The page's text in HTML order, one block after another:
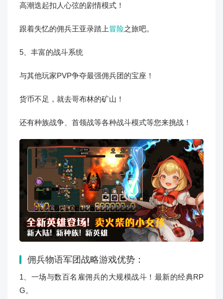
高潮迭起扣人心弦的剧情模式！
跟着失忆的佣兵王亚录踏上冒险之旅吧。
5、丰富的战斗系统
与其他玩家PVP争夺最强佣兵团的宝座！
货币不足，就去哥布林的矿山！
还有种族战争、首领战等各种战斗模式等您来挑战！
佣兵物语军团战略游戏优势：
1、一场与数百名雇佣兵的大规模战斗！最新的经典RP
G。